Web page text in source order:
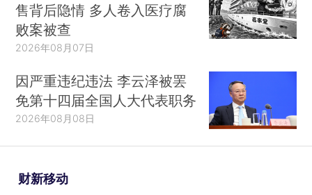
售背后隐情 多人卷入医疗腐
败案被查
2026年08月07日
因严重违纪违法 李云泽被罢
免第十四届全国人大代表职务
2026年08月08日
财新移动